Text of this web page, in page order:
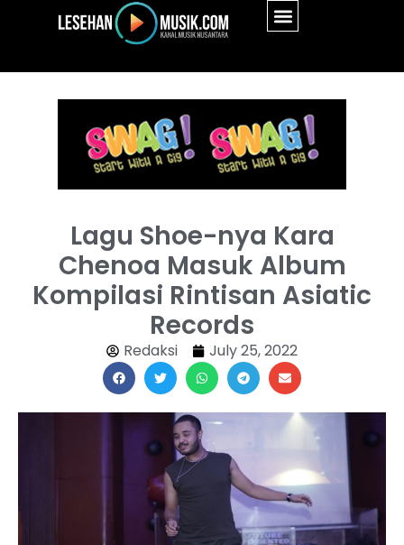
Lagu Shoe-nya Kara
Chenoa Masuk Album
Kompilasi Rintisan Asiatic
Records
Redaksi July 25, 2022